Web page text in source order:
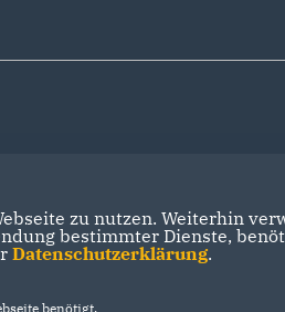
zu nutzen. Weiterhin
bestimmter Dienste,
Datenschutzerklärung.
benötigt.